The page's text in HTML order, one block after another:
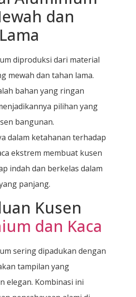
dan
diproduksi dari material
mewah dan tahan lama.
bahan yang ringan
pilihan yang
bangunan.
dalam ketahanan terhadap
ekstrem membuat kusen
indah dan berkelas dalam
panjang.
Kusen
dan Kaca
sering dipadukan dengan
tampilan yang
elegan. Kombinasi ini